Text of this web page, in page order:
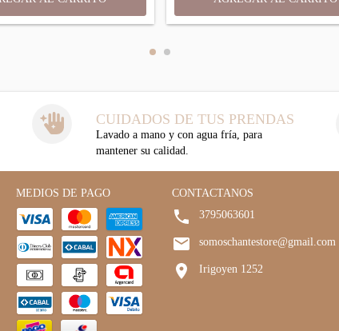
CUIDADOS DE TUS PRENDAS
Lavado a mano y con agua fría, para
mantener su calidad.
MEDIOS DE PAGO
CONTACTANOS
3795063601
somoschantestore@gmail.com
Irigoyen 1252